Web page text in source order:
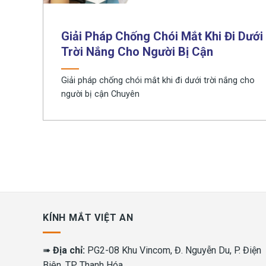
Giải Pháp Chống Chói Mắt Khi Đi Dưới
Trời Nắng Cho Người Bị Cận
Giải pháp chống chói mắt khi đi dưới trời nắng cho
người bị cận Chuyên
KÍNH MẮT VIỆT AN
➠ Địa chỉ: PG2-08 Khu Vincom, Đ. Nguyễn Du, P. Điện